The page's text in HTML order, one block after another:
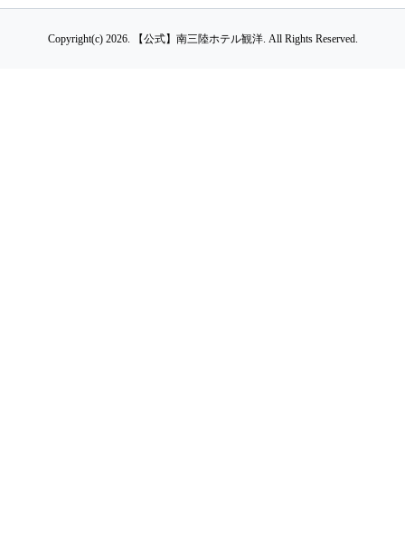
Copyright(c) 2026. 【公式】南三陸ホテル観洋. All Rights Reserved.